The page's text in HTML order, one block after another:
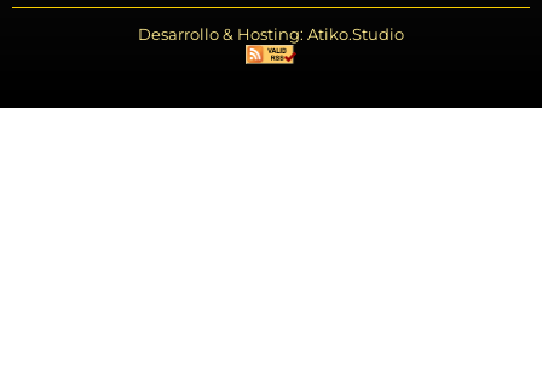
Desarrollo & Hosting: Atiko.Studio